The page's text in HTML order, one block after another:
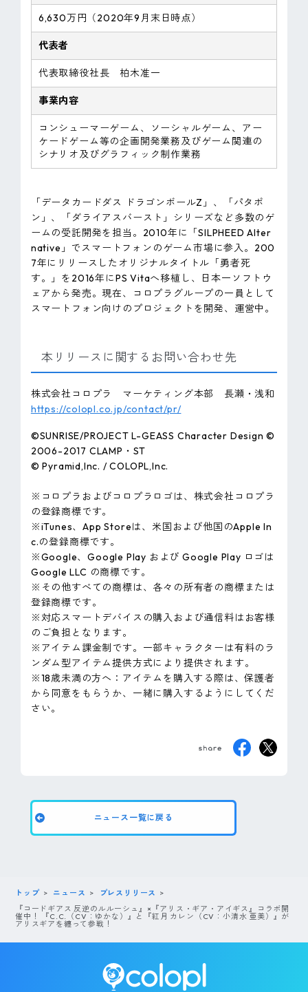
6,630万円（2020年9月末日時点）
代表者
代表取締役社長 柏木准一
事業内容
コンシューマーゲーム、ソーシャルゲーム、アー
ケードゲーム等の企画開発業務及びゲーム関連の
シナリオ及びグラフィック制作業務
「データカードダス ドラゴンボールZ」、「パタポ
ン」、「ダライアスバースト」シリーズなど多数のゲ
ームの受託開発を担当。2010年に「SILPHEED Alter
native」でスマートフォンのゲーム市場に参入。200
7年にリリースしたオリジナルタイトル「勇者死
す。」を2016年にPS Vitaへ移植し、日本一ソフトウ
ェアから発売。現在、コロプラグループの一員として
スマートフォン向けのプロジェクトを開発、運営中。
本リリースに関するお問い合わせ先
株式会社コロプラ マーケティング本部 長瀬・浅和
https://colopl.co.jp/contact/pr/
©SUNRISE/PROJECT L-GEASS Character Design ©
2006-2017 CLAMP・ST
© Pyramid,Inc. / COLOPL,Inc.
※コロプラおよびコロプラロゴは、株式会社コロプラ
の登録商標です。
※iTunes、App Storeは、米国および他国のApple In
c.の登録商標です。
※Google、Google Play および Google Play ロゴは
Google LLC の商標です。
※その他すべての商標は、各々の所有者の商標または
登録商標です。
※対応スマートデバイスの購入および通信料はお客様
のご負担となります。
※アイテム課金制です。一部キャラクターは有料のラ
ンダム型アイテム提供方式により提供されます。
※18歳未満の方へ：アイテムを購入する際は、保護者
から同意をもらうか、一緒に購入するようにしてくだ
さい。
ニュース一覧に戻る
トップ ニュース
プレスリリース
『コードギアス 反逆のルルーシュ』×『アリス・ギア・アイギス』コラボ開
催中！ 『C.C.（CV：ゆかな）』と『紅月 カレン（CV：小清水 亜美）』が
アリスギアを纏って参戦！